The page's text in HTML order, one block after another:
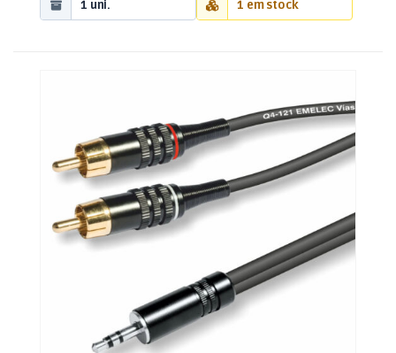
1 uni. 1 em stock